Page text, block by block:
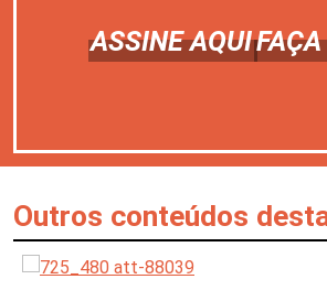
ASSINE AQUI
Outros conteúdos